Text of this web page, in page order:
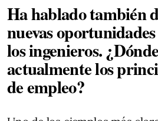
Ha hablado también
nuevas
los ingenieros.
actualmente los
de empleo?